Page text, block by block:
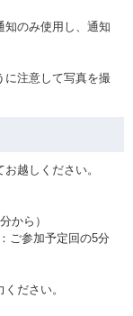
知のみ使用し、通知
に注意して写真を撮
越しください。
ら）
ご参加予定回の5分
ださい。